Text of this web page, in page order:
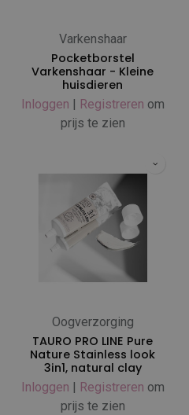
Varkenshaar
Pocketborstel
Varkenshaar - Kleine
huisdieren
Inloggen | Registreren om
prijs te zien
Oogverzorging
TAURO PRO LINE Pure
Nature Stainless look
3in1, natural clay
Inloggen | Registreren om
prijs te zien